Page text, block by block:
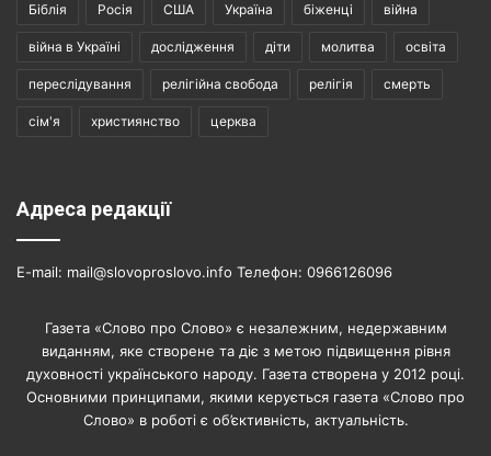
Біблія Росія США Україна біженці війна
війна в Україні дослідження діти молитва освіта
переслідування релігійна свобода релігія смерть
сім'я християнство церква
Адреса редакції
E-mail: mail@slovoproslovo.info Телефон: 0966126096
Газета «Слово про Слово» є незалежним, недержавним
виданням, яке створене та діє з метою підвищення рівня
духовності українського народу. Газета створена у 2012 році.
Основними принципами, якими керується газета «Слово про
Слово» в роботі є об’єктивність, актуальність.